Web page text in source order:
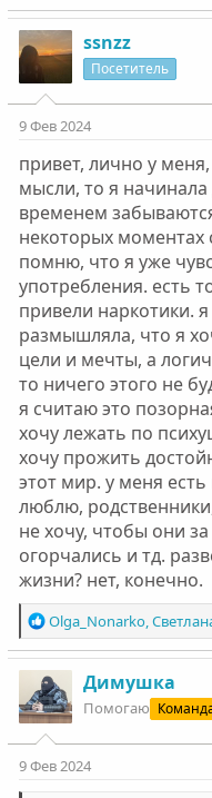
ssnzz
Посетитель
9 Фев 2024
привет, лично у
мысли, то я начинала
временем
некоторых моментах
помню, что я уже
употребления. есть
привели наркотики.
размышляла, что я
цели и мечты, а
то ничего этого не
я считаю это
хочу лежать по
хочу прожить
этот мир. у меня
люблю,
не хочу, чтобы они
огорчались и тд.
жизни? нет, конечно.
Р
е
а
к
ц
и
и
:
Olga_Nonarko,
Димушка
Помогаю
9 Фев 2024